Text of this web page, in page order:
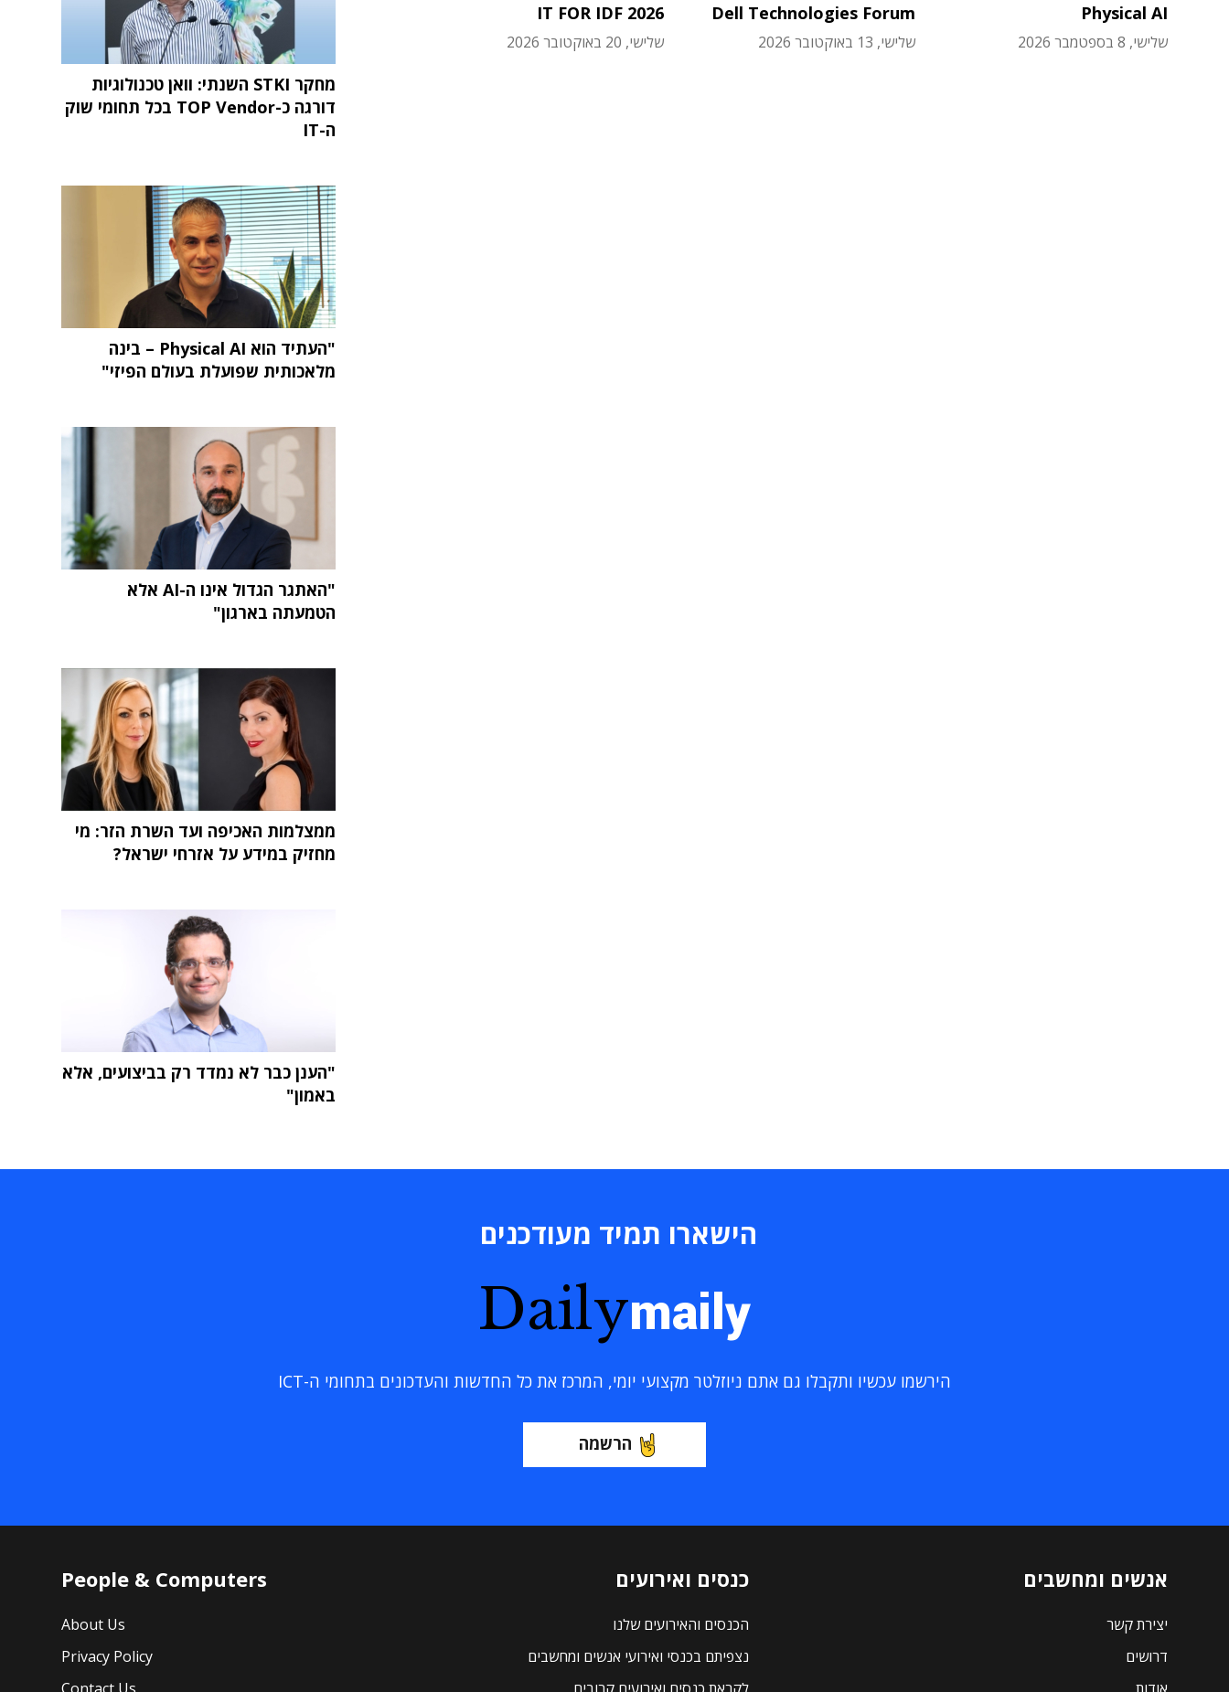
Physical AI
שלישי, 8 בספטמבר 2026
Dell Technologies Forum
שלישי, 13 באוקטובר 2026
IT FOR IDF 2026
שלישי, 20 באוקטובר 2026
מחקר STKI השנתי: וואן טכנולוגיות
דורגה כ-TOP Vendor בכל תחומי שוק
ה-IT
"העתיד הוא Physical AI – בינה
מלאכותית שפועלת בעולם הפיזי"
"האתגר הגדול אינו ה-AI אלא
הטמעתה בארגון"
ממצלמות האכיפה ועד השרת הזר: מי
מחזיק במידע על אזרחי ישראל?
"הענן כבר לא נמדד רק בביצועים, אלא
באמון"
הישארו תמיד מעודכנים
Dailymaily
הירשמו עכשיו ותקבלו גם אתם ניוזלטר מקצועי יומי, המרכז את כל החדשות והעדכונים בתחומי ה-ICT
הרשמה
אנשים ומחשבים
יצירת קשר
דרושים
כנסים ואירועים
הכנסים והאירועים שלנו
נצפיתם בכנסי ואירועי אנשים ומחשבים
People & Computers
About Us
Privacy Policy